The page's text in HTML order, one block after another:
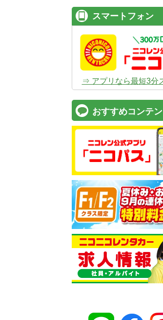
スマートフォン
⇒ アプリなら最短3分
おすすめコンテ